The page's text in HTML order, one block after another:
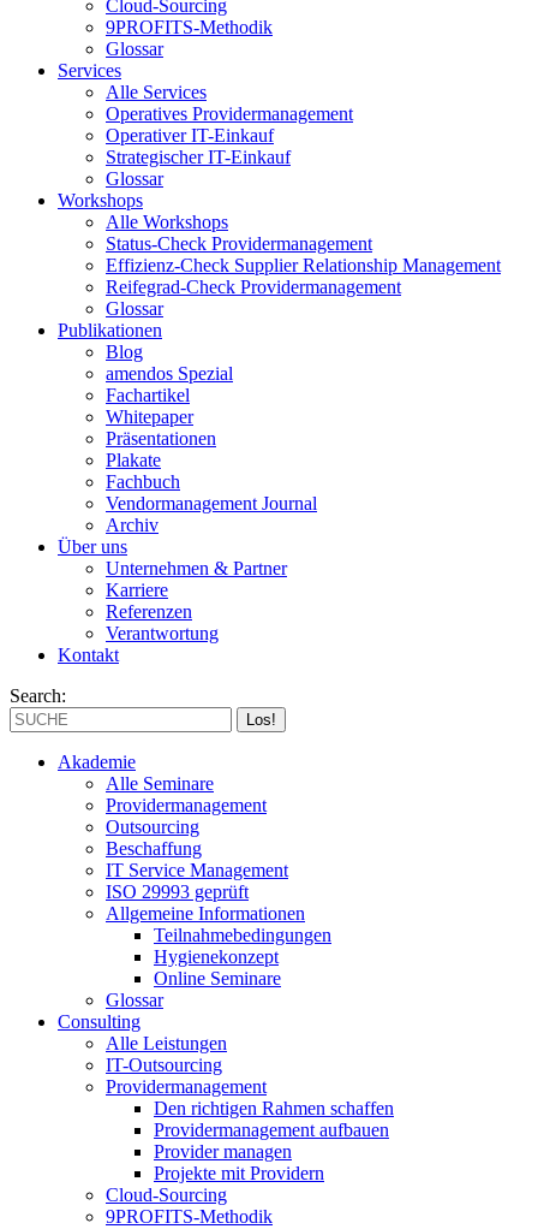
Cloud-Sourcing
9PROFITS-Methodik
Glossar
Services
Alle Services
Operatives Providermanagement
Operativer IT-Einkauf
Strategischer IT-Einkauf
Glossar
Workshops
Alle Workshops
Status-Check Providermanagement
Effizienz-Check Supplier Relationship Management
Reifegrad-Check Providermanagement
Glossar
Publikationen
Blog
amendos Spezial
Fachartikel
Whitepaper
Präsentationen
Plakate
Fachbuch
Vendormanagement Journal
Archiv
Über uns
Unternehmen & Partner
Karriere
Referenzen
Verantwortung
Kontakt
Search:
Akademie
Alle Seminare
Providermanagement
Outsourcing
Beschaffung
IT Service Management
ISO 29993 geprüft
Allgemeine Informationen
Teilnahmebedingungen
Hygienekonzept
Online Seminare
Glossar
Consulting
Alle Leistungen
IT-Outsourcing
Providermanagement
Den richtigen Rahmen schaffen
Providermanagement aufbauen
Provider managen
Projekte mit Providern
Cloud-Sourcing
9PROFITS-Methodik